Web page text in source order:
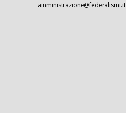
amministrazione@federalismi.it